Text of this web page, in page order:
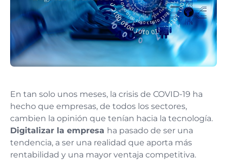
En tan solo unos meses, la crisis de COVID-19 ha
hecho que empresas, de todos los sectores,
cambien la opinión que tenían hacia la tecnología.
Digitalizar la empresa ha pasado de ser una
tendencia, a ser una realidad que aporta más
rentabilidad y una mayor ventaja competitiva.